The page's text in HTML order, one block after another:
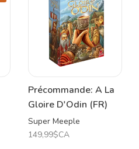
Précommande: A La
Gloire D'Odin (FR)
Super Meeple
149,99$CA